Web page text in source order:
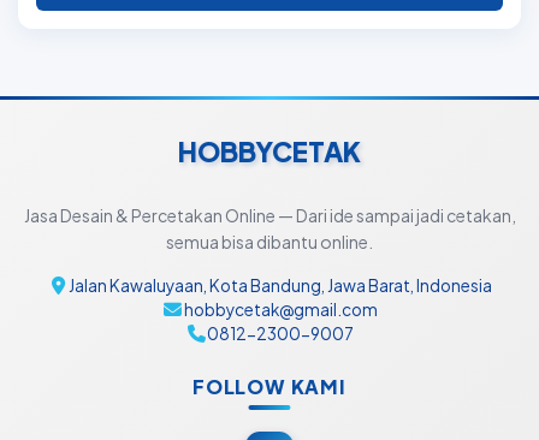
HOBBYCETAK
Jasa Desain & Percetakan Online — Dari ide sampai jadi cetakan,
semua bisa dibantu online.
Jalan Kawaluyaan, Kota Bandung, Jawa Barat, Indonesia
hobbycetak@gmail.com
0812-2300-9007
FOLLOW KAMI